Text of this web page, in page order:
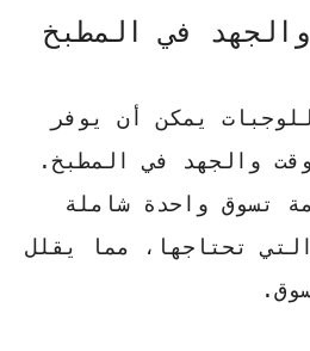
في المطبخ
يمكن أن يوفر
والجهد في المطبخ.
تسوق واحدة شاملة
تحتاجها، مما يقلل